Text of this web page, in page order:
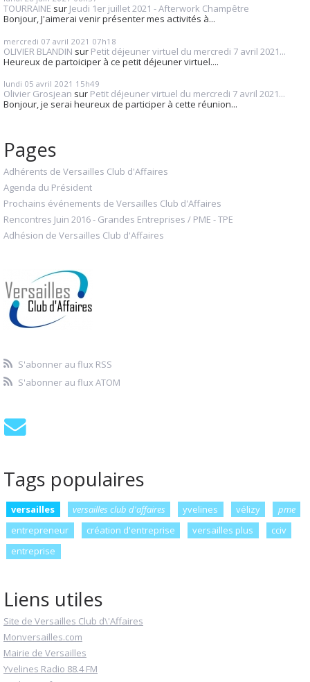
TOURRAINE sur Jeudi 1er juillet 2021 - Afterwork Champêtre
Bonjour, J'aimerai venir présenter mes activités à...
mercredi 07 avril 2021 07h18
OLIVIER BLANDIN sur Petit déjeuner virtuel du mercredi 7 avril 2021...
Heureux de partoiciper à ce petit déjeuner virtuel....
lundi 05 avril 2021 15h49
Olivier Grosjean sur Petit déjeuner virtuel du mercredi 7 avril 2021...
Bonjour, je serai heureux de participer à cette réunion...
Pages
Adhérents de Versailles Club d'Affaires
Agenda du Président
Prochains événements de Versailles Club d'Affaires
Rencontres Juin 2016 - Grandes Entreprises / PME - TPE
Adhésion de Versailles Club d'Affaires
S'abonner au flux RSS
S'abonner au flux ATOM
Tags populaires
versailles versailles club d'affaires yvelines vélizy
pme
entrepreneur
création d'entreprise versailles plus
cciv
entreprise
Liens utiles
Site de Versailles Club d\'Affaires
Monversailles.com
Mairie de Versailles
Yvelines Radio 88.4 FM